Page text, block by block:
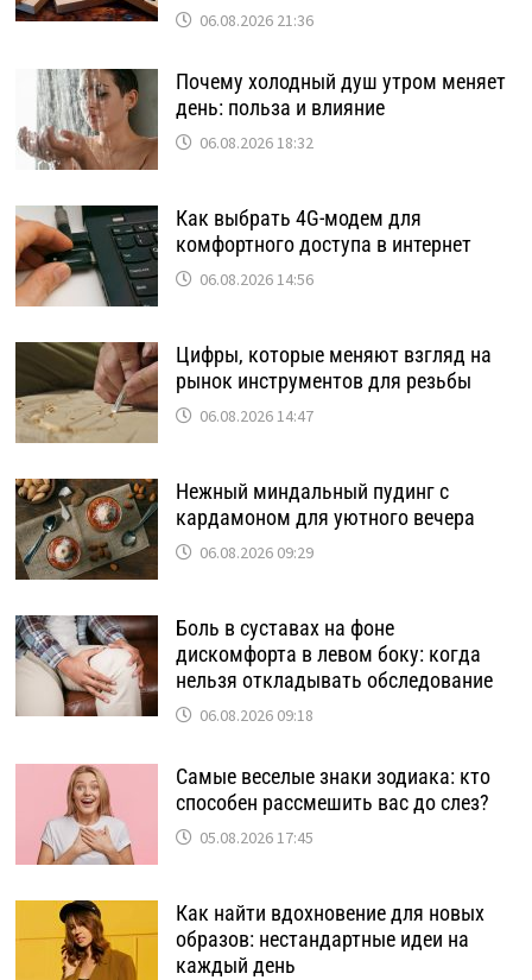
06.08.2026 21:36
Почему холодный душ утром меняет
день: польза и влияние
06.08.2026 18:32
Как выбрать 4G-модем для
комфортного доступа в интернет
06.08.2026 14:56
Цифры, которые меняют взгляд на
рынок инструментов для резьбы
06.08.2026 14:47
Нежный миндальный пудинг с
кардамоном для уютного вечера
06.08.2026 09:29
Боль в суставах на фоне
дискомфорта в левом боку: когда
нельзя откладывать обследование
06.08.2026 09:18
Самые веселые знаки зодиака: кто
способен рассмешить вас до слез?
05.08.2026 17:45
Как найти вдохновение для новых
образов: нестандартные идеи на
каждый день